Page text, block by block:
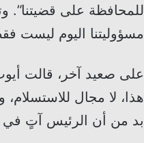
للمحافظة على قضيتنا”.
مسؤوليتنا اليوم ليست
على صعيد آخر، قالت
هذا، لا مجال
بد من أن الرئيس آتٍ